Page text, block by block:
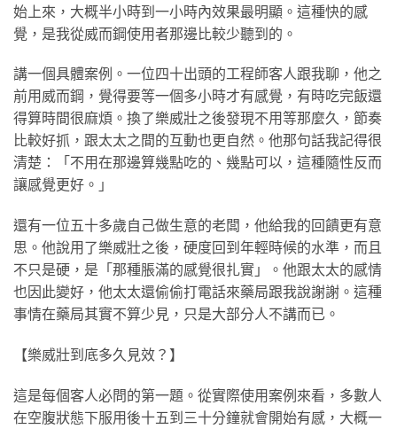
始上來，大概半小時到一小時內效果最明顯。這種快的感
覺，是我從威而鋼使用者那邊比較少聽到的。
講一個具體案例。一位四十出頭的工程師客人跟我聊，他之
前用威而鋼，覺得要等一個多小時才有感覺，有時吃完飯還
得算時間很麻煩。換了樂威壯之後發現不用等那麼久，節奏
比較好抓，跟太太之間的互動也更自然。他那句話我記得很
清楚：「不用在那邊算幾點吃的、幾點可以，這種隨性反而
讓感覺更好。」
還有一位五十多歲自己做生意的老闆，他給我的回饋更有意
思。他說用了樂威壯之後，硬度回到年輕時候的水準，而且
不只是硬，是「那種脹滿的感覺很扎實」。他跟太太的感情
也因此變好，他太太還偷偷打電話來藥局跟我說謝謝。這種
事情在藥局其實不算少見，只是大部分人不講而已。
【樂威壯到底多久見效？】
這是每個客人必問的第一題。從實際使用案例來看，多數人
在空腹狀態下服用後十五到三十分鐘就會開始有感，大概一